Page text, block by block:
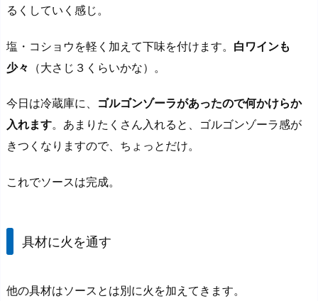
るくしていく感じ。
塩・コショウを軽く加えて下味を付けます。 白ワインも
少々 （大さじ３くらいかな）。
今日は冷蔵庫に、 ゴルゴンゾーラがあったので何かけらか
入れます。あまりたくさん入れると、ゴルゴンゾーラ感が
きつくなりますので、ちょっとだけ。
これでソースは完成。
具材に火を通す
他の具材はソースとは別に火を加えてきます。